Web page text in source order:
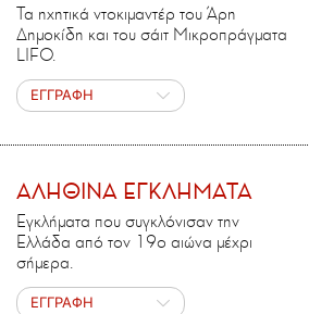
Τα ηχητικά ντοκιμαντέρ του Άρη
Δημοκίδη και του σάιτ Μικροπράγματα
LIFO.
ΕΓΓΡΑΦΗ
ΑΛΗΘΙΝΑ ΕΓΚΛΗΜΑΤΑ
Εγκλήματα που συγκλόνισαν την
Ελλάδα από τον 19ο αιώνα μέχρι
σήμερα.
ΕΓΓΡΑΦΗ